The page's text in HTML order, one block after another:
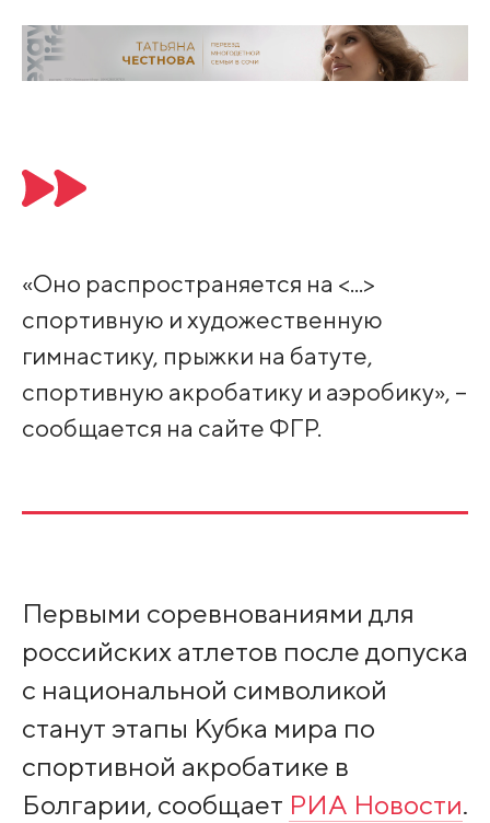
«Оно распространяется на <...>
спортивную и художественную
гимнастику, прыжки на батуте,
спортивную акробатику и аэробику», –
сообщается на сайте ФГР.
Первыми соревнованиями для
российских атлетов после допуска
с национальной символикой
станут этапы Кубка мира по
спортивной акробатике в
Болгарии, сообщает РИА Новости.